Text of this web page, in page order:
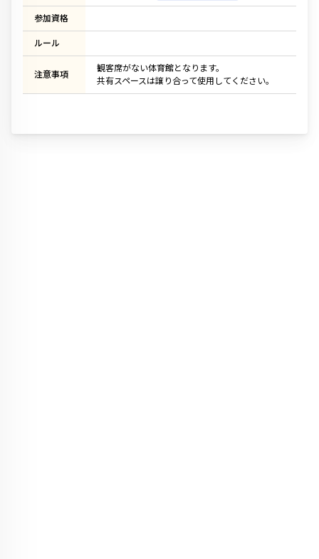
参加資格
ルール
注意事項
観客席がない体育館となります。
共有スペースは譲り合って使用してください。